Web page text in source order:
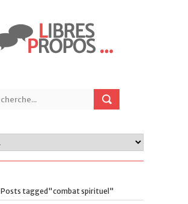
Posts tagged"combat spirituel"